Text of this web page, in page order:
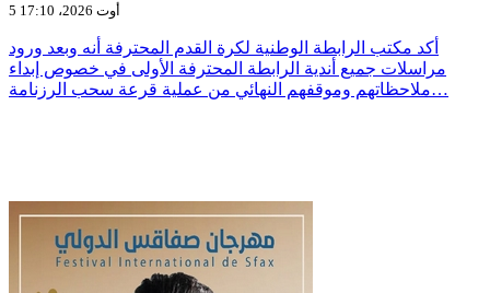
5 أوت 2026، 17:10
أكد مكتب الرابطة الوطنية لكرة القدم المحترفة أنه وبعد ورود
مراسلات جميع أندية الرابطة المحترفة الأولى في خصوص إبداء
ملاحظاتهم وموقفهم النهائي من عملية قرعة سحب الرزنامة…